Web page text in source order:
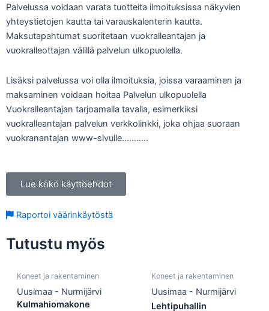
Palvelussa voidaan varata tuotteita ilmoituksissa näkyvien
yhteystietojen kautta tai varauskalenterin kautta.
Maksutapahtumat suoritetaan vuokralleantajan ja
vuokralleottajan välillä palvelun ulkopuolella.
Lisäksi palvelussa voi olla ilmoituksia, joissa varaaminen ja
maksaminen voidaan hoitaa Palvelun ulkopuolella
Vuokralleantajan tarjoamalla tavalla, esimerkiksi
vuokralleantajan palvelun verkkolinkki, joka ohjaa suoraan
vuokranantajan www-sivulle………..
Lue koko käyttöehdot
Raportoi väärinkäytöstä
Tutustu myös
Koneet ja rakentaminen
Uusimaa - Nurmijärvi
Kulmahiomakone
Koneet ja rakentaminen
Uusimaa - Nurmijärvi
Lehtipuhallin